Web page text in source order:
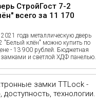
СтройГост 7-2
всего за 11 170
года металлическую дверь
"Белый клён" можно купить по
- 13 900 рублей. Бюджетная
и светлой ХДФ панелью.